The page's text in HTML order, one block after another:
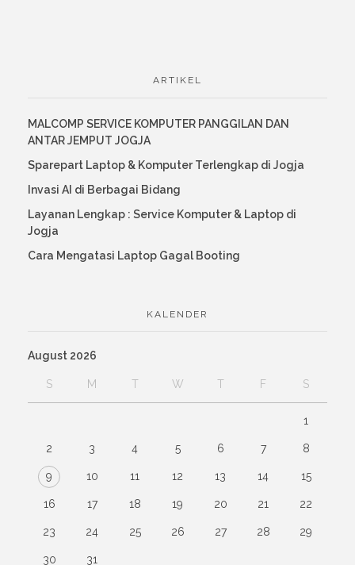
ARTIKEL
MALCOMP SERVICE KOMPUTER PANGGILAN DAN
ANTAR JEMPUT JOGJA
Sparepart Laptop & Komputer Terlengkap di Jogja
Invasi AI di Berbagai Bidang
Layanan Lengkap : Service Komputer & Laptop di
Jogja
Cara Mengatasi Laptop Gagal Booting
KALENDER
August 2026
S M T W T F S
1
2 3 4 5 6 7 8
9 10 11 12 13 14 15
16 17 18 19 20 21 22
23 24 25 26 27 28 29
30 31